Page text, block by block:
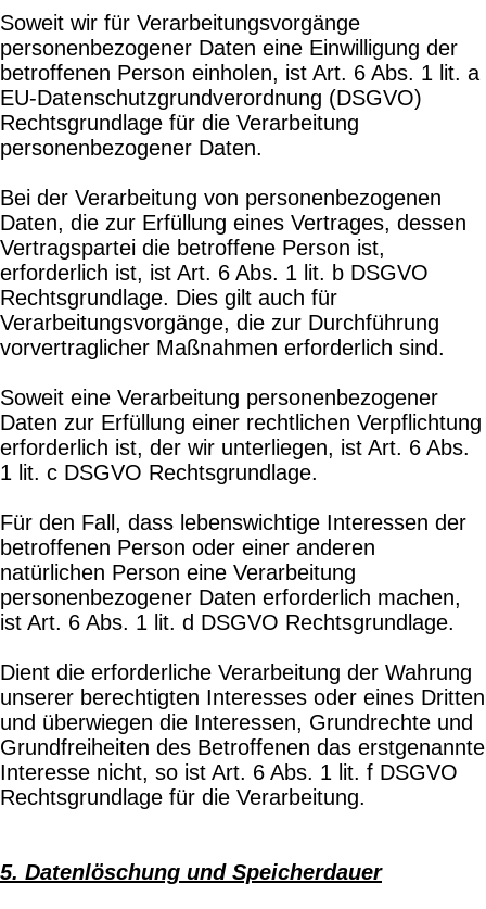
Soweit wir für Verarbeitungsvorgänge
personenbezogener Daten eine Einwilligung der
betroffenen Person einholen, ist Art. 6 Abs. 1 lit. a
EU-Datenschutzgrundverordnung (DSGVO)
Rechtsgrundlage für die Verarbeitung
personenbezogener Daten.
Bei der Verarbeitung von personenbezogenen
Daten, die zur Erfüllung eines Vertrages, dessen
Vertragspartei die betroffene Person ist,
erforderlich ist, ist Art. 6 Abs. 1 lit. b DSGVO
Rechtsgrundlage. Dies gilt auch für
Verarbeitungsvorgänge, die zur Durchführung
vorvertraglicher Maßnahmen erforderlich sind.
Soweit eine Verarbeitung personenbezogener
Daten zur Erfüllung einer rechtlichen Verpflichtung
erforderlich ist, der wir unterliegen, ist Art. 6 Abs.
1 lit. c DSGVO Rechtsgrundlage.
Für den Fall, dass lebenswichtige Interessen der
betroffenen Person oder einer anderen
natürlichen Person eine Verarbeitung
personenbezogener Daten erforderlich machen,
ist Art. 6 Abs. 1 lit. d DSGVO Rechtsgrundlage.
Dient die erforderliche Verarbeitung der Wahrung
unserer berechtigten Interesses oder eines Dritten
und überwiegen die Interessen, Grundrechte und
Grundfreiheiten des Betroffenen das erstgenannte
Interesse nicht, so ist Art. 6 Abs. 1 lit. f DSGVO
Rechtsgrundlage für die Verarbeitung.
5. Datenlöschung und Speicherdauer